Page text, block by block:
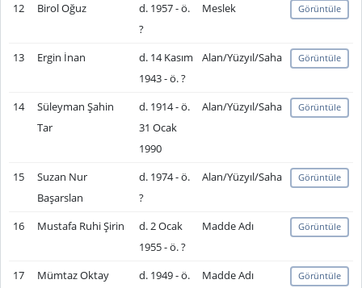
12 Birol Oğuz
d. 1957 - ö.
?
Meslek Görüntüle
13 Ergin İnan
d. 14 Kasım
1943 - ö. ?
Alan/Yüzyıl/Saha Görüntüle
14
Süleyman Şahin
Tar
d. 1914 - ö.
31 Ocak
1990
Alan/Yüzyıl/Saha Görüntüle
15
Suzan Nur
Başarslan
d. 1974 - ö.
?
Alan/Yüzyıl/Saha Görüntüle
16 Mustafa Ruhi Şirin
d. 2 Ocak
1955 - ö. ?
Madde Adı Görüntüle
17 Mümtaz Oktay d. 1949 - ö. Madde Adı Görüntüle